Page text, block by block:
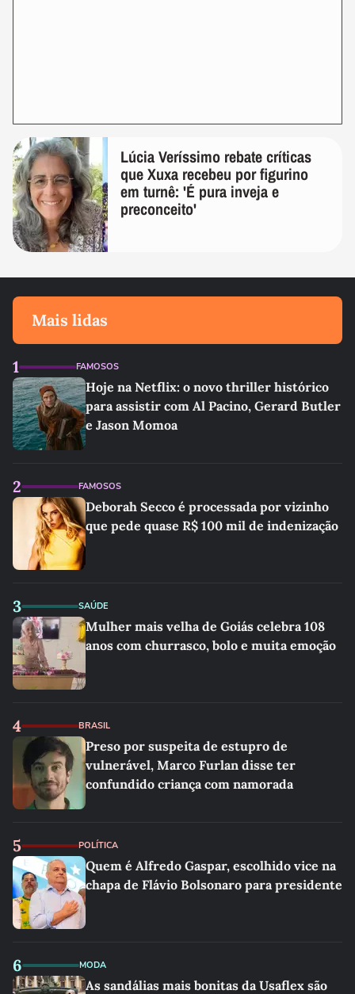
Lúcia Veríssimo rebate críticas
que Xuxa recebeu por figurino
em turnê: 'É pura inveja e
preconceito'
Mais lidas
1 FAMOSOS
Hoje na Netflix: o novo thriller histórico
para assistir com Al Pacino, Gerard Butler
e Jason Momoa
2 FAMOSOS
Deborah Secco é processada por vizinho
que pede quase R$ 100 mil de indenização
3 SAÚDE
Mulher mais velha de Goiás celebra 108
anos com churrasco, bolo e muita emoção
4 BRASIL
Preso por suspeita de estupro de
vulnerável, Marco Furlan disse ter
confundido criança com namorada
5 POLÍTICA
Quem é Alfredo Gaspar, escolhido vice na
chapa de Flávio Bolsonaro para presidente
6 MODA
As sandálias mais bonitas da Usaflex são